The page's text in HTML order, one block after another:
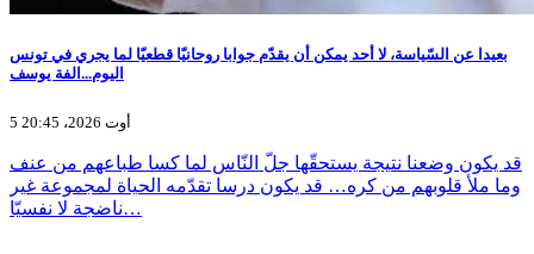
بعيدا عن السّياسة، لا أحد يمكن أن يقدّم جوابا روحانيّا قطعيّا لما يجري في تونس
اليوم...الفة يوسف
5 أوت 2026، 20:45
قد يكون وضعنا نتيجة يستحقّها جلّ النّاس لما كسا طباعهم من عنف
وما ملأ قلوبهم من كره… قد يكون درسا تقدّمه الحياة لمجموعة غير
ناضجة لا نفسيّا…